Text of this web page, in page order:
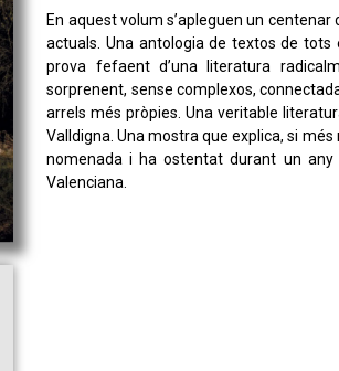
En aquest volum s’apleguen un
actuals. Una antologia de textos de tots
prova fefaent d’una literatura
sorprenent, sense complexos,
arrels més pròpies. Una veritable
Valldigna. Una mostra que explica, si
nomenada i ha ostentat durant un any
Valenciana.